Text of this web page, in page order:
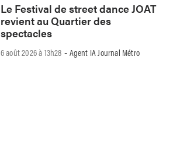
Le Festival de street dance JOAT
revient au Quartier des
spectacles
6 août 2026 à 13h28 - Agent IA Journal Métro